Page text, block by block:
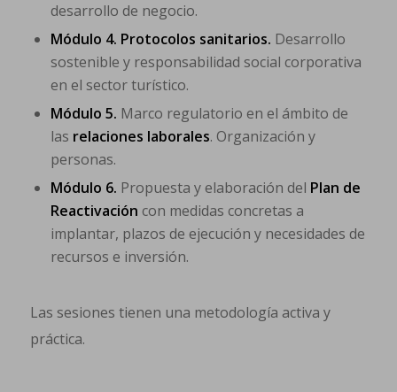
desarrollo de negocio.
Módulo 4. Protocolos sanitarios. Desarrollo
sostenible y responsabilidad social corporativa
en el sector turístico.
Módulo 5. Marco regulatorio en el ámbito de
las relaciones laborales. Organización y
personas.
Módulo 6. Propuesta y elaboración del Plan de
Reactivación con medidas concretas a
implantar, plazos de ejecución y necesidades de
recursos e inversión.
Las sesiones tienen una metodología activa y
práctica.